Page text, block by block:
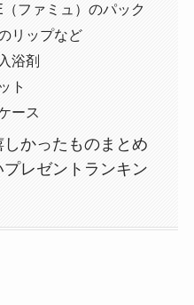
ファミュ）のパック
リップなど
浴剤
ト
ース
かったものまとめ
プレゼントランキン